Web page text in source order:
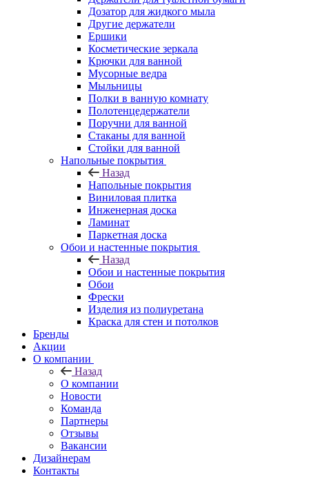
Дозатор для жидкого мыла
Другие держатели
Ершики
Косметические зеркала
Крючки для ванной
Мусорные ведра
Мыльницы
Полки в ванную комнату
Полотенцедержатели
Поручни для ванной
Стаканы для ванной
Стойки для ванной
Напольные покрытия
Назад
Напольные покрытия
Виниловая плитка
Инженерная доска
Ламинат
Паркетная доска
Обои и настенные покрытия
Назад
Обои и настенные покрытия
Обои
Фрески
Изделия из полиуретана
Краска для стен и потолков
Бренды
Акции
О компании
Назад
О компании
Новости
Команда
Партнеры
Отзывы
Вакансии
Дизайнерам
Контакты